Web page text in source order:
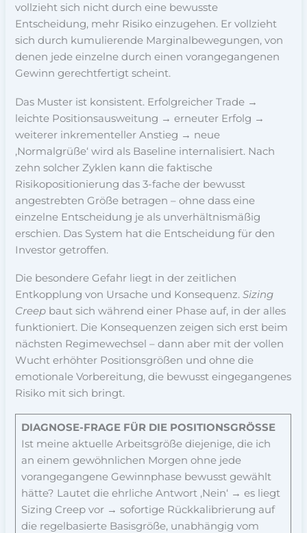
vollzieht sich nicht durch eine bewusste
Entscheidung, mehr Risiko einzugehen. Er vollzieht
sich durch kumulierende Marginalbewegungen, von
denen jede einzelne durch einen vorangegangenen
Gewinn gerechtfertigt scheint.
Das Muster ist konsistent. Erfolgreicher Trade →
leichte Positionsausweitung → erneuter Erfolg →
weiterer inkrementeller Anstieg → neue
‚Normalgrüße‘ wird als Baseline internalisiert. Nach
zehn solcher Zyklen kann die faktische
Risikopositionierung das 3-fache der bewusst
angestrebten Größe betragen – ohne dass eine
einzelne Entscheidung je als unverhältnismäßig
erschien. Das System hat die Entscheidung für den
Investor getroffen.
Die besondere Gefahr liegt in der zeitlichen
Entkopplung von Ursache und Konsequenz.Sizing
Creep baut sich während einer Phase auf, in der alles
funktioniert. Die Konsequenzen zeigen sich erst beim
nächsten Regimewechsel – dann aber mit der vollen
Wucht erhöhter Positionsgrößen und ohne die
emotionale Vorbereitung, die bewusst eingegangenes
Risiko mit sich bringt.
DIAGNOSE-FRAGE FÜR DIE POSITIONSGRÖSSE
Ist meine aktuelle Arbeitsgröße diejenige, die ich
an einem gewöhnlichen Morgen ohne jede
vorangegangene Gewinnphase bewusst gewählt
hätte? Lautet die ehrliche Antwort ‚Nein‘ → es liegt
Sizing Creep vor → sofortige Rückkalibrierung auf
die regelbasierte Basisgröße, unabhängig vom